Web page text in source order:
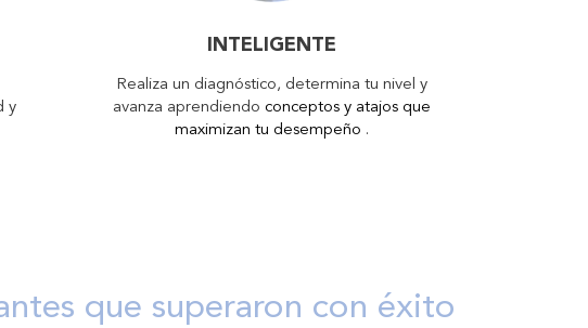
y
INTELIGENTE
Realiza un diagnóstico, determina tu nivel y
avanza aprendiendo conceptos y atajos que
maximizan tu desempeño .
que superaron con éxito